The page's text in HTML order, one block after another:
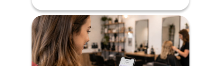
emlékeztető rendszert és olyan
kapcsolatot, amitől a vendéged
sosem keres másik szalont. A
fodrászszalonok sikere nem a
véletlenen múlik. A stabil bevétel, a
telt naptár és a folyamatos ajánlások